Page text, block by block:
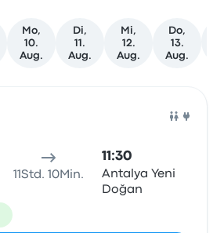
Mo,
10.
Aug.
Di,
11.
Aug.
Mi,
12.
Aug.
Do,
13.
Aug.
11Std. 10Min.
11:30
Antalya Yeni
Doğan